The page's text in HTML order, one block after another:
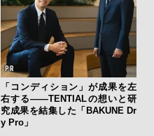
【限定特報】Vansラバー・錦戸
亮が惚れ込む名品がデニムを纏
い、ABCマートで新登場！